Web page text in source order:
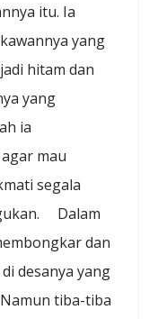
itu. Ia
yang
hitam dan
yang
ia
mau
segala
Dalam
dan
desanya yang
tiba-tiba